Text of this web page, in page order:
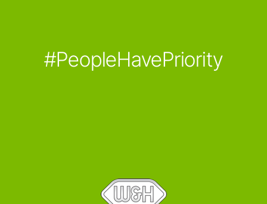
#PeopleHavePriority